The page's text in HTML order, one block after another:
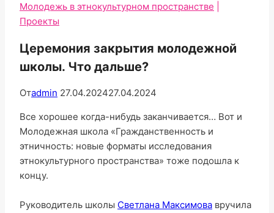
Молодежь в этнокультурном пространстве
Проекты
Церемония закрытия молодежной
школы. Что дальше?
Отadmin 27.04.202427.04.2024
Все хорошее когда-нибудь заканчивается… Вот и
Молодежная школа «Гражданственность и
этничность: новые форматы исследования
этнокультурного пространства» тоже подошла к
концу.
Руководитель школы Светлана Максимова вручила